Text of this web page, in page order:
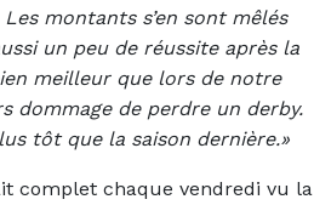
montants s’en sont mêlés
un peu de réussite après la
meilleur que lors de notre
dommage de perdre un derby.
tôt que la saison dernière.»
complet chaque vendredi vu la